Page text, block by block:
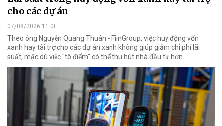
cho các dự án
07/08/2026 11:00
Theo ông Nguyễn Quang Thuân - FiinGroup, việc huy động vốn
xanh hay tài trợ cho các dự án xanh không giúp giảm chi phí lãi
suất; mặc dù việc "tô điểm" có thể thu hút nhà đầu tư hơn.